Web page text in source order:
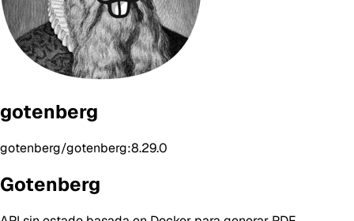
gotenberg
gotenberg/gotenberg:8.29.0
Gotenberg